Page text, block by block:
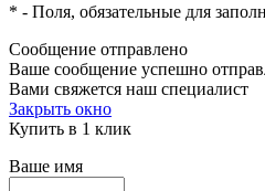
* - Поля, обязательные для
Сообщение отправлено
Ваше сообщение успешно
Вами свяжется наш специалист
Закрыть окно
Купить в 1 клик
Ваше имя